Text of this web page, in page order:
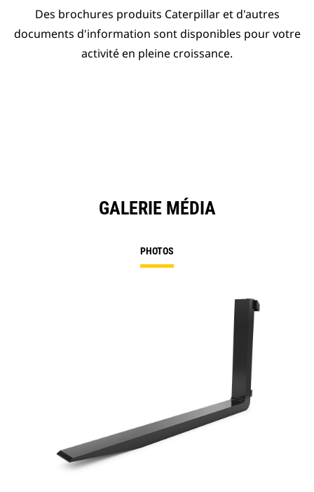
Des brochures produits Caterpillar et d'autres
documents d'information sont disponibles pour votre
activité en pleine croissance.
GALERIE MÉDIA
PHOTOS